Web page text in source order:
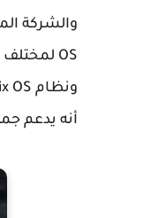
OS لمختلف أجهزة الكمبيوتر بالمجان، من خلال إمكانية تثبيته مباشرة على الحاسوب.
أنه يدعم